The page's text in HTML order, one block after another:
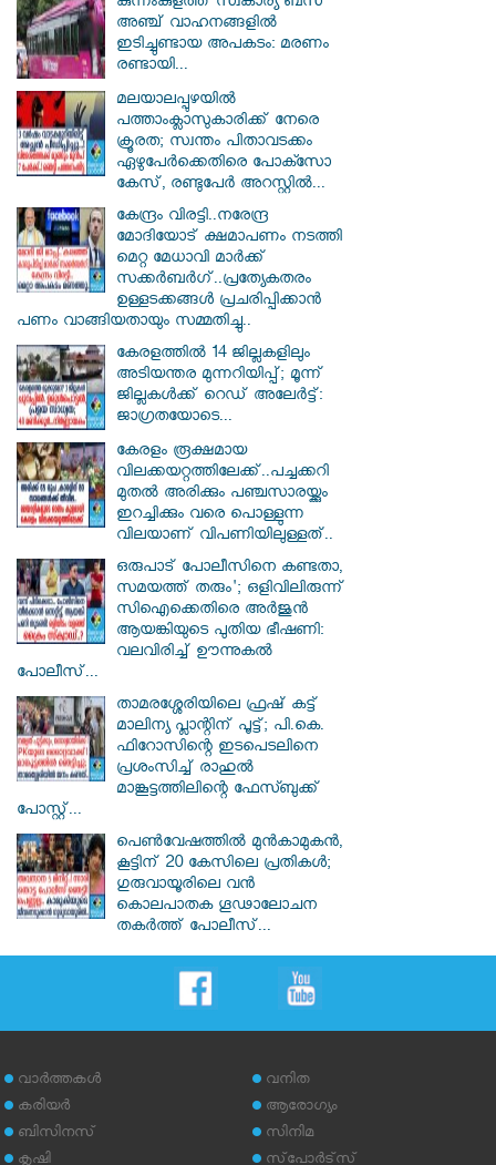
അഞ്ച് വാഹനങ്ങളിൽ
ഇടിച്ചുണ്ടായ അപകടം: മരണം
രണ്ടായി...
മലയാലപ്പുഴയിൽ
പത്താംക്ലാസുകാരിക്ക് നേരെ
ക്രൂരത; സ്വന്തം പിതാവടക്കം
ഏഴുപേർക്കെതിരെ പോക്സോ
കേസ്, രണ്ടുപേർ അറസ്റ്റിൽ...
കേന്ദ്രം വിരട്ടി..നരേന്ദ്ര
മോദിയോട് ക്ഷമാപണം നടത്തി
മെറ്റ മേധാവി മാർക്ക്
സക്കർബർ​ഗ്..പ്രത്യേകതരം
ഉള്ളടക്കങ്ങൾ പ്രചരിപ്പിക്കാൻ
പണം വാങ്ങിയതായും സമ്മതിച്ചു..
കേരളത്തിൽ 14 ജില്ലകളിലും
അടിയന്തര മുന്നറിയിപ്പ്; മൂന്ന്
ജില്ലകൾക്ക് റെഡ് അലേർട്ട്:
ജാഗ്രതയോടെ...
കേരളം രൂക്ഷമായ
വിലക്കയറ്റത്തിലേക്ക്..പച്ചക്കറി
മുതൽ അരിക്കും പഞ്ചസാരയ്ക്കും
ഇറച്ചിക്കും വരെ പൊള്ളുന്ന
വിലയാണ് വിപണിയിലുള്ളത്..
ഒരുപാട് പോലീസിനെ കണ്ടതാ,
സമയത്ത് തരും'; ഒളിവിലിരുന്ന്
സിഐക്കെതിരെ അർജുൻ
ആയങ്കിയുടെ പുതിയ ഭീഷണി:
വലവിരിച്ച് ഊന്നുകൽ
പോലീസ്...
താമരശ്ശേരിയിലെ ഫ്രഷ് കട്ട്
മാലിന്യ പ്ലാന്റിന് പൂട്ട്; പി.കെ.
ഫിറോസിന്റെ ഇടപെടലിനെ
പ്രശംസിച്ച് രാഹുൽ
മാങ്കൂട്ടത്തിലിന്റെ ഫേസ്ബുക്ക്
പോസ്റ്റ്...
പെൺവേഷത്തിൽ മുൻകാമുകൻ,
കൂട്ടിന് 20 കേസിലെ പ്രതികൾ;
ഗുരുവായൂരിലെ വൻ
കൊലപാതക ഗൂഢാലോചന
തകർത്ത് പോലീസ്...
വാര്‍ത്തകള്‍
കരിയര്‍
ബിസിനസ്
കൃഷി
വനിത
ആരോഗ്യം
സിനിമ
സ്‌പോര്‍ട്‌സ്